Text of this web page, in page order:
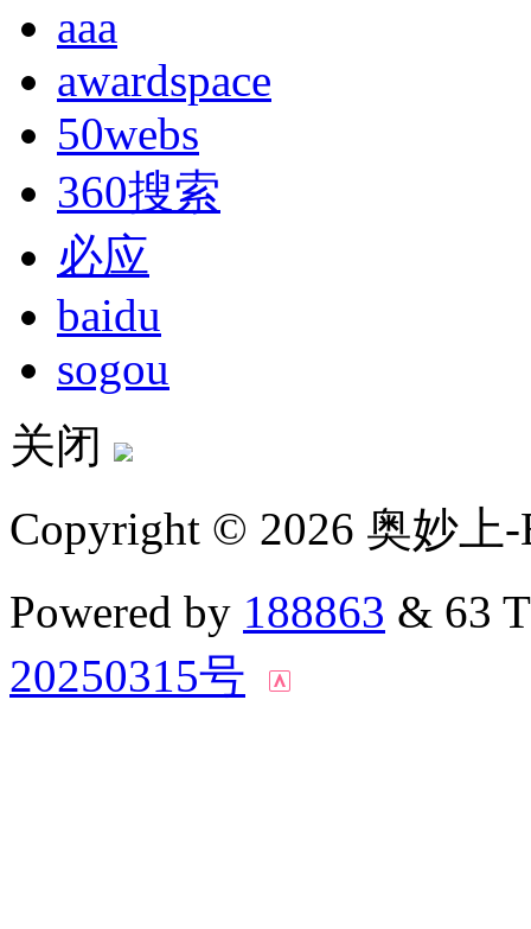
aaa
awardspace
50webs
360搜索
必应
baidu
sogou
关闭
Copyright © 2026 奥妙上
Powered by 188863 & 63
20250315号